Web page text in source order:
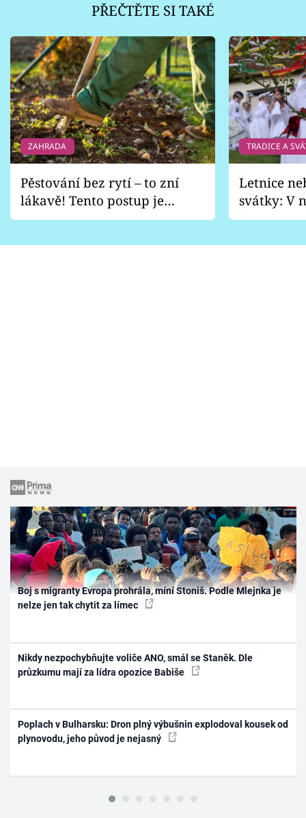
PŘEČTĚTE SI TAKÉ
ZAHRADA
Pěstování bez rytí – to zní
lákavě! Tento postup je
vhodný jen pro některé
TRADICE A
Letnice
svátky: V
pondělí
Boj s migranty Evropa prohrála, míní Stoniš. Podle Mlejnka je
nelze jen tak chytit za límec
Nikdy nezpochybňujte voliče ANO, smál se Staněk. Dle
průzkumu mají za lídra opozice Babiše
Poplach v Bulharsku: Dron plný výbušnin explodoval kousek od
plynovodu, jeho původ je nejasný